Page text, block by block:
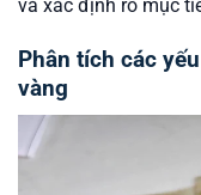
và xác định rõ mục
Phân tích các
vàng